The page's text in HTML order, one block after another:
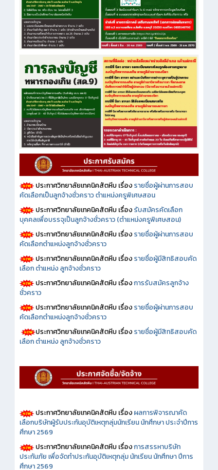
ประกาศวิทยาลัยเทคนิคสัตหีบ เรื่องรายชื่อผู้ผ่านการสอบ
คัดเลือกเป็นลูกจ้างชั่วคราว ตำแหน่งครูพิเศษสอน
ประกาศวิทยาลัยเทคนิคสัตหีบ เรื่องรับสมัครคัดเลือก
บุคคลเพื่อบรรจุเป็นลูกจ้างชั่วคราว (ตำแหน่งครูพิเศษสอน)
ประกาศวิทยาลัยเทคนิคสัตหีบ เรื่องรายชื่อผู้ผ่านการสอบ
คัดเลือกตำแหน่งลูกจ้างชั่วคราว
ประกาศวิทยาลัยเทคนิคสัตหีบ เรื่องรายชื่อผู้มีสิทธิสอบคัด
เลือก ตำแหน่ง ลูกจ้างชั่วคราว
ประกาศวิทยาลัยเทคนิคสัตหีบ เรื่องการรับสมัครลูกจ้าง
ชั่วคราว
ประกาศวิทยาลัยเทคนิคสัตหีบ เรื่องรายชื่อผู้ผ่านการสอบ
คัดเลือกตำแหน่งลูกจ้างชั่วคราว
ประกาศวิทยาลัยเทคนิคสัตหีบ เรื่องรายชื่อผู้มีสิทธิสอบคัด
เลือก ตำแหน่ง ลูกจ้างชั่วคราว
ประกาศวิทยาลัยเทคนิคสัตหีบ เรื่องผลการพิจารณาคัด
เลือกบริษัทผู้รับประกันอุบัติเหตุกลุ่มนักเรียน นักศึกษา ประจำปีการ
ศึกษา 2569
ประกาศวิทยาลัยเทคนิคสัตหีบ เรื่องการสรรหาบริษัท
ประกันภัย เพื่อจัดทำประกันอุบัติเหตุกลุ่ม นักเรียน นักศึกษา ปีการ
ศึกษา 2569